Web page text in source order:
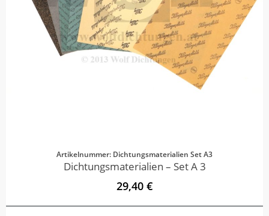
Artikelnummer: Dichtungsmaterialien Set A3
Dichtungsmaterialien – Set A 3
29,40 €